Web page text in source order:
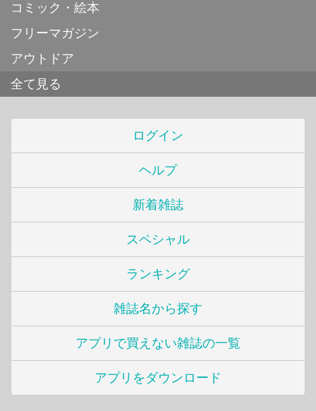
コミック・絵本
フリーマガジン
アウトドア
全て見る
ログイン
ヘルプ
新着雑誌
スペシャル
ランキング
雑誌名から探す
アプリで買えない雑誌の一覧
アプリをダウンロード